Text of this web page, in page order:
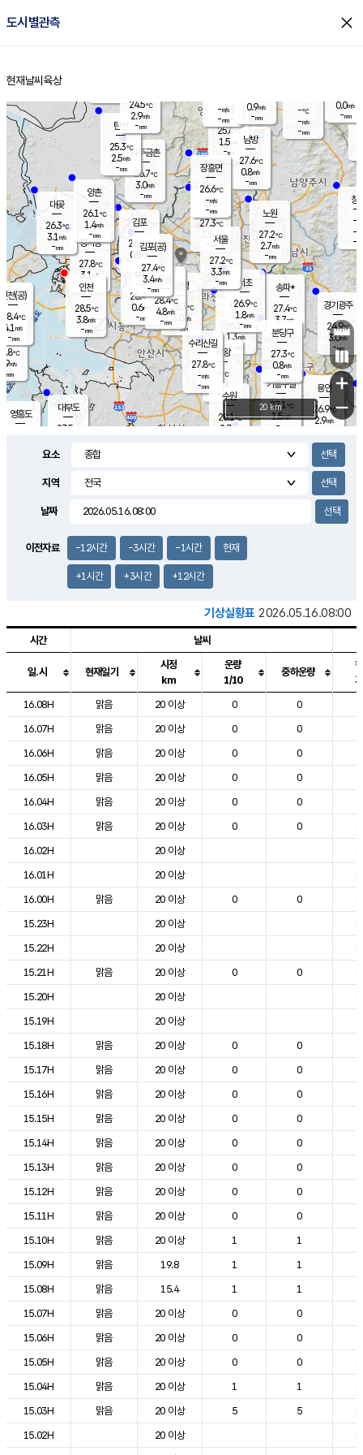
도시별관측 close
홈
현재날씨 육상
의도
℃
m/s
mm
영흥도
양주
25.6℃
1.5
-mm
과천
26.2℃
1.3m/s
- mm
용인
26.9℃
2.9m/s
경기광주
24.9℃
3.0m/s
-mm
3.0m/s
대부도
27.5
경서동
27.8℃
3.1 m/s
-mm
파주금촌
26.7℃
3.0m/s
-mm
-℃
-m/s
-mm
대곶
26.3℃
3.1 m/s
-mm
창
-
-m/
-
탄현
25.3℃
2.5m/s
-mm
0.0m/s
-mm
의왕
- ℃
m/s
mm
김포
26.8℃
0.5 m/s
mm
광명
28.3 ℃
3.0 m/s
-mm
부천
28.4℃
0.6m/s
-mm
양촌
26.1℃
1.4m/s
-mm
구로
28.4℃
4.8m/s
-mm
은평
27.3℃
3.5 m/s
- mm
노원
27.2℃
2.7m/s
-mm
송파*
27.4℃
3.7m/s
-mm
서초
26.9℃
1.8m/s
-mm
남방
27.6℃
0.8m/s
-mm
기흥구갈
27.1℃
1.5m/s
-
수리산길
27.8℃
-m/s
-mm
분당구
27.3℃
0.8m/s
-mm
장흥면
26.6℃
-m/s
-mm
-m/s
-mm
인천(공)
28.4℃
4.1 m/s
-mm
김포(공)
27.4℃
3.4m/s
-mm
수원
28.1℃
2.7 m/s
인천
28.5℃
3.8m/s
-mm
서울
27.2℃
3.3m/s
-mm
24.5℃
2.9m/s
-mm
0.9m/s
-mm
+
−
20 km
요소
지역
날짜
이전자료 -12시간 -3시간 -1시간 현재
+1시간 +3시간 +12시간
기상실황표 2026.05.16.08:00
도시별 기상실황표로 지점, 날씨, 기온, 강수, 바람, 기압등을 안내한 표입
시간 날씨
일.시 현재일기
시정
km
운량
1/10
중하운량
16.08H
맑음 20 이상 0 0
16.07H
맑음 20 이상 0 0
16.06H
맑음 20 이상 0 0
16.05H
맑음 20 이상 0 0
16.04H
맑음 20 이상 0 0
16.03H
맑음 20 이상 0 0
16.02H
20 이상
16.01H
20 이상
16.00H
맑음 20 이상 0 0
15.23H
20 이상
15.22H
20 이상
15.21H
맑음 20 이상 0 0
15.20H
20 이상
15.19H
20 이상
15.18H
맑음 20 이상 0 0
15.17H
맑음 20 이상 0 0
15.16H
맑음 20 이상 0 0
15.15H
맑음 20 이상 0 0
15.14H
맑음 20 이상 0 0
15.13H
맑음 20 이상 0 0
15.12H
맑음 20 이상 0 0
15.11H
맑음 20 이상 0 0
15.10H
맑음 20 이상 1 1
15.09H
맑음 19.8 1 1
15.08H
맑음 15.4 1 1
15.07H
맑음 20 이상 0 0
15.06H
맑음 20 이상 0 0
15.05H
맑음 20 이상 0 0
15.04H
맑음 20 이상 1 1
15.03H
맑음 20 이상 5 5
15.02H
20 이상